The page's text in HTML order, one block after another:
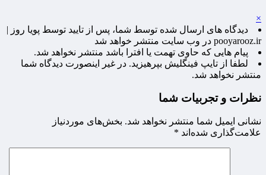
×
دیدگاه های ارسال شده توسط شما، پس از تایید توسط پویا روز |
pooyarooz.ir در وب سایت منتشر خواهد شد
پیام هایی که حاوی تهمت یا افترا باشد منتشر نخواهد شد.
لطفا از تایپ فینگلیش بپرهیزید. در غیر اینصورت دیدگاه شما
منتشر نخواهد شد.
نظرات و تجربیات شما
نشانی ایمیل شما منتشر نخواهد شد. بخش‌های موردنیاز
علامت‌گذاری شده‌اند *